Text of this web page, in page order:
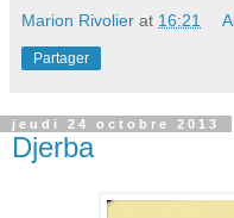
Marion Rivolier at 16:21
Partager
jeudi 24 octobre 2013
Djerba